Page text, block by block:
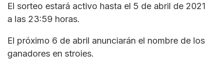
El sorteo estará activo hasta el 5 de abril de 2021
a las 23:59 horas.
El próximo 6 de abril anunciarán el nombre de los
ganadores en stroies.